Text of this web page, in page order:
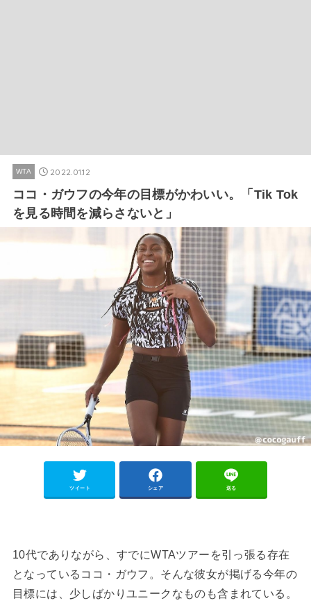
WTA 2022.01.12
ココ・ガウフの今年の目標がかわいい。「Tik Tok
を見る時間を減らさないと」
ツイート シェア 送る
10代でありながら、すでにWTAツアーを引っ張る存在
となっているココ・ガウフ。そんな彼女が掲げる今年の
目標には、少しばかりユニークなものも含まれている。